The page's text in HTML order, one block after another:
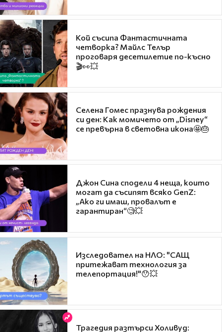
Кой съсипа Фантастичната
четворка? Майлс Телър
проговаря десетилетие по-късно
🎬👀💥
Селена Гомес празнува рождения
си ден: Как момичето от „Disney“
се превърна в световна икона🤩🎂
Джон Сина сподели 4 неща, които
могат да съсипят всяко GenZ:
„Ако ги имаш, провалът е
гарантиран“🧐💥
Изследовател на НЛО: "САЩ
притежават технология за
телепортация!"😯💥
Трагедия разтърси Холивуд: